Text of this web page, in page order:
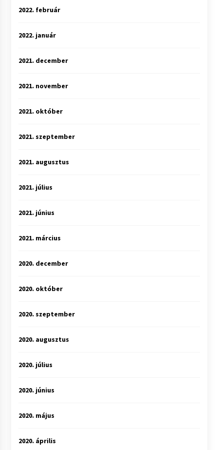
2022. február
2022. január
2021. december
2021. november
2021. október
2021. szeptember
2021. augusztus
2021. július
2021. június
2021. március
2020. december
2020. október
2020. szeptember
2020. augusztus
2020. július
2020. június
2020. május
2020. április